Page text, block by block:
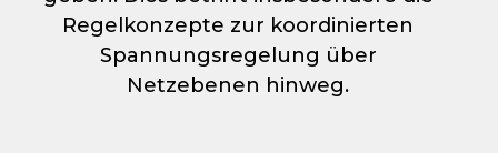
Regelkonzepte zur koordinierten
Spannungsregelung über
Netzebenen hinweg.